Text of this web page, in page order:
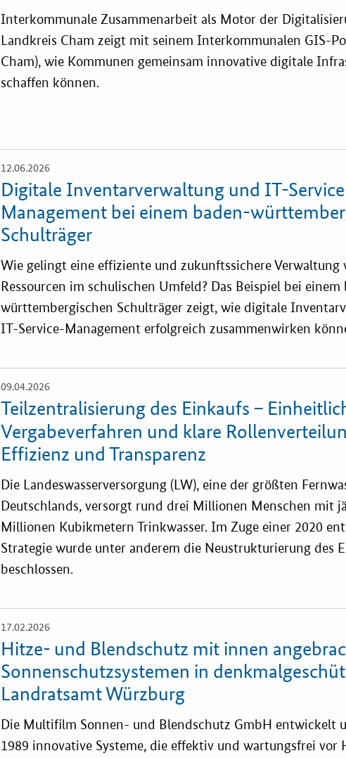
Interkommunale Zusammenarbeit als Motor der
Landkreis Cham zeigt mit seinem Interkommunalen GIS-
Cham), wie Kommunen gemeinsam innovative digitale
schaffen können.
12.06.2026
Digitale Inventarverwaltung und IT-
Management bei einem baden-
Schulträger
Wie gelingt eine effiziente und zukunftssichere Verwaltung
Ressourcen im schulischen Umfeld? Das Beispiel bei einem
württembergischen Schulträger zeigt, wie digitale
IT-Service-Management erfolgreich zusammenwirken
09.04.2026
Teilzentralisierung des Einkaufs –
Vergabeverfahren und klare
Effizienz und Transparenz
Die Landeswasserversorgung (LW), eine der größten
Deutschlands, versorgt rund drei Millionen Menschen mit
Millionen Kubikmetern Trinkwasser. Im Zuge einer 2020
Strategie wurde unter anderem die Neustrukturierung des
beschlossen.
17.02.2026
Hitze- und Blendschutz mit innen
Sonnenschutzsystemen in
Landratsamt Würzburg
Die Multifilm Sonnen- und Blendschutz GmbH entwickelt
1989 innovative Systeme, die effektiv und wartungsfrei vor